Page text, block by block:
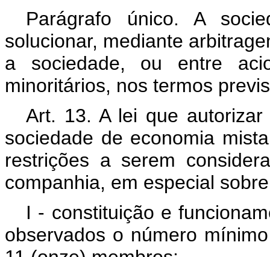
Parágrafo único. A
solucionar, mediante
a sociedade, ou entre
minoritários, nos termos
Art. 13. A lei que
sociedade de economia
restrições a serem
companhia, em especial
I - constituição e
observados o número